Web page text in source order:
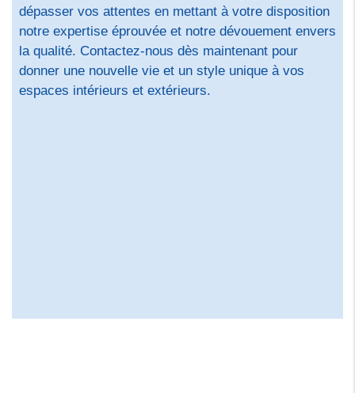
dépasser vos attentes en mettant à votre disposition
notre expertise éprouvée et notre dévouement envers
la qualité. Contactez-nous dès maintenant pour
donner une nouvelle vie et un style unique à vos
espaces intérieurs et extérieurs.